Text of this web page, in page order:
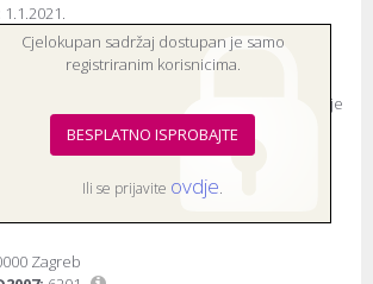
1.1.2021.
s ograničenom odgovornošću)
20.000 kuna / 2.654,46 euro (fiksni tečaj konverzije
sud u Zagrebu
Bez postupka
20
Zagreb
Cjelokupan sadržaj dostupan je samo
registriranim korisnicima.
BESPLATNO ISPROBAJTE
Ili se prijavite ovdje.